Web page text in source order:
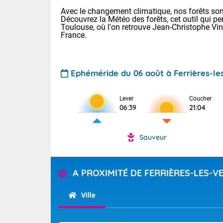
Avec le changement climatique, nos forêts
Découvrez la Météo des forêts, cet outil qui
Toulouse, où l'on retrouve Jean-Christophe
France.
Ephéméride du 06 août à Ferrières-
Lever
06:39
Coucher
21:04
Sauveur
A PROXIMITÉ DE FERRIÈRES-LES-
Ville
Voici les
Lyon : 32
25 Nancy :
31 Lille : 24
de journée,
Sur les